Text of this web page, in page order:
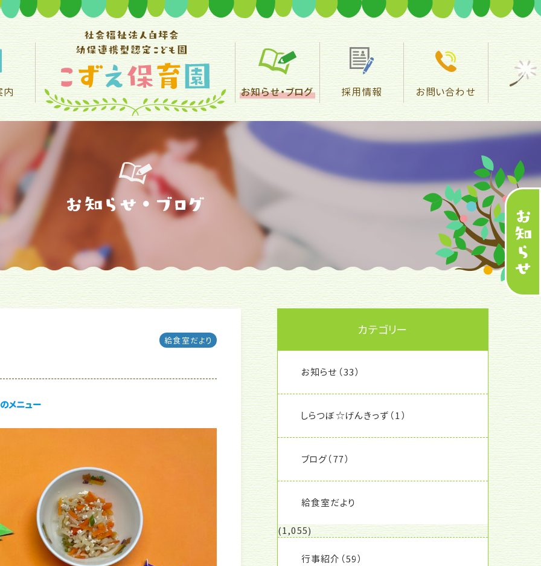
内 お知らせ・ブログ 採用情報 お問い合わせ
給食室だより
メニュー
カテゴリー
お知らせ （33）
しらつぼ☆げんきっず （1）
ブログ（77）
給食室だより
(1,055)
行事紹介 （59）